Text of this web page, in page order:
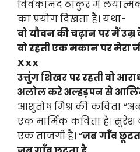
विवेकानंद ठाकुर में
का प्रयोग दिखता है। यथा-
वो यौवन की चढ़ान पर मैं
वो रहती एक मकान पर मेरा
X x x
उत्तुंग शिखर पर रहती वो
अलोल करे अल्हड़पन से
आशुतोष मिश्र की कविता “अब
एक मार्मिक कविता है। सुरेश
एक ताजगी है। “जब गाँव